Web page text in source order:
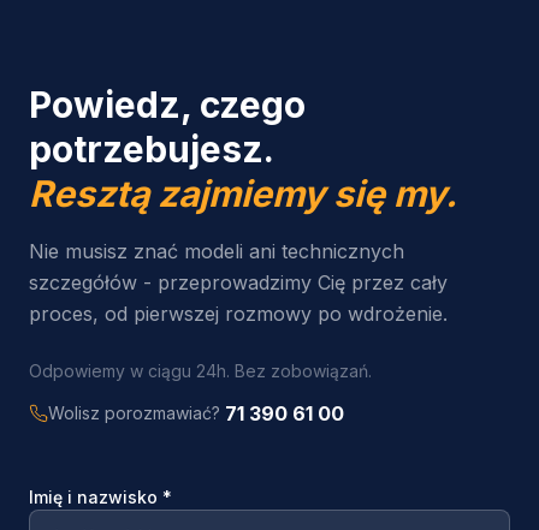
Powiedz, czego
potrzebujesz.
Resztą zajmiemy się my.
Nie musisz znać modeli ani technicznych
szczegółów - przeprowadzimy Cię przez cały
proces, od pierwszej rozmowy po wdrożenie.
Odpowiemy w ciągu 24h. Bez zobowiązań.
Wolisz porozmawiać? 71 390 61 00
Imię i nazwisko *